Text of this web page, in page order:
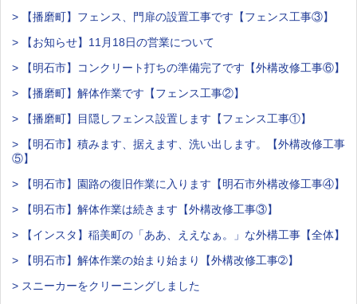
> 【播磨町】フェンス、門扉の設置工事です【フェンス工事③】
> 【お知らせ】11月18日の営業について
> 【明石市】コンクリート打ちの準備完了です【外構改修工事⑥】
> 【播磨町】解体作業です【フェンス工事②】
> 【播磨町】目隠しフェンス設置します【フェンス工事①】
> 【明石市】積みます、据えます、洗い出します。【外構改修工事
⑤】
> 【明石市】園路の復旧作業に入ります【明石市外構改修工事④】
> 【明石市】解体作業は続きます【外構改修工事③】
> 【インスタ】稲美町の「ああ、ええなぁ。」な外構工事【全体】
> 【明石市】解体作業の始まり始まり【外構改修工事➁】
> スニーカーをクリーニングしました